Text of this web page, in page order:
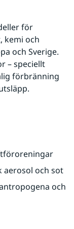
för
kemi och
och Sverige.
– speciellt
förbränning
aerosol och sot
och